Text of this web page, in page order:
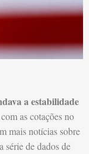
a estabilidade
as cotações no
mais notícias sobre
série de dados de